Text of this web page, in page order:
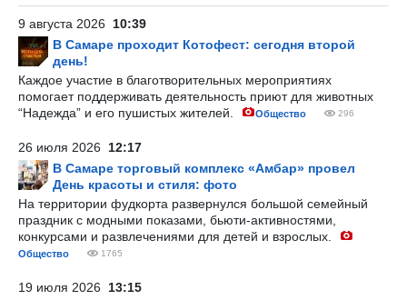
9 августа 2026 10:39
В Самаре проходит Котофест: сегодня второй
день!
Каждое участие в благотворительных мероприятиях
помогает поддерживать деятельность приют для животных
“Надежда” и его пушистых жителей.
Общество 296
26 июля 2026 12:17
В Самаре торговый комплекс «Амбар» провел
День красоты и стиля: фото
На территории фудкорта развернулся большой семейный
праздник с модными показами, бьюти-активностями,
конкурсами и развлечениями для детей и взрослых.
Общество 1765
19 июля 2026 13:15